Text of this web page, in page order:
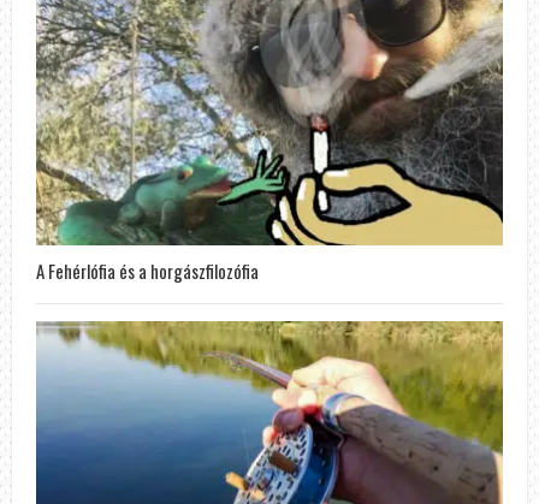
A Fehérlófia és a horgászfilozófia